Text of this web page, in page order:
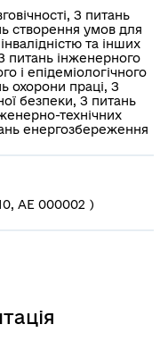
З питань
створення умов для
та інших
питань інженерного
і епідеміологічного
охорони праці, З
безпеки, З питань
технічних
енергозбереження
АЕ 000002 )